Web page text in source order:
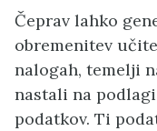
Čeprav lahko
obremenitev
nalogah, temelji
nastali na
podatkov. Ti